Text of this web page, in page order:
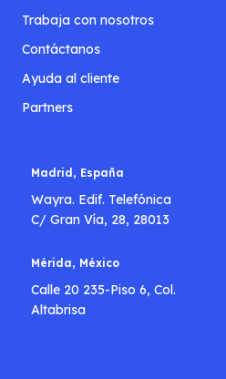
Madrid, España
Wayra. Edif. Telefónica
C/ Gran Vía, 28, 28013
Mérida, México
Calle 20 235-Piso 6, Col.
Altabrisa
Trabaja con nosotros
Contáctanos
Ayuda al cliente
Partners